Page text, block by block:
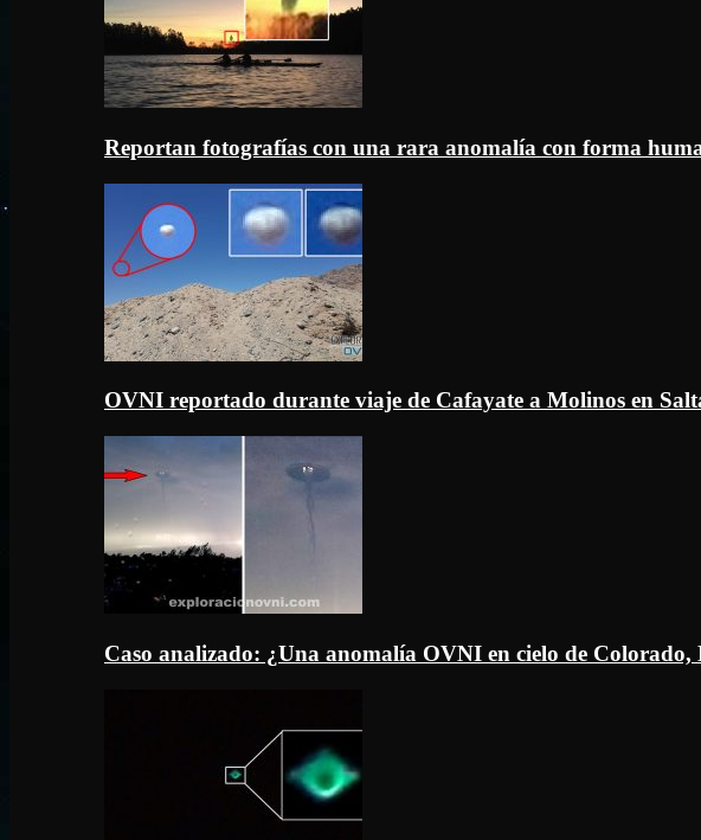
Reportan fotografías con una rara anomalía con forma
OVNI reportado durante viaje de Cafayate a Molinos en
Caso analizado: ¿Una anomalía OVNI en cielo de Colorado,